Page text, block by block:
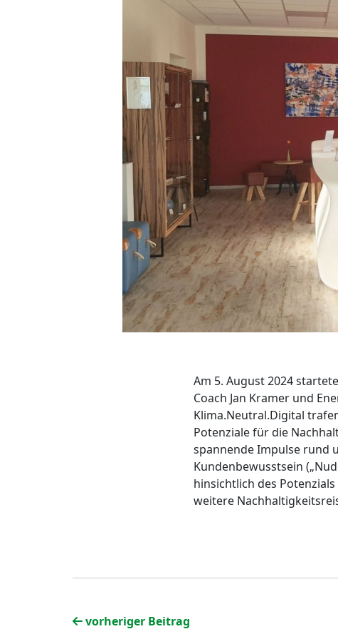
Am 5. August 2024
Coach Jan Kramer und
Klima.Neutral.Digital
Potenziale für die
spannende Impulse rund
Kundenbewusstsein
hinsichtlich des
weitere
vorheriger Beitrag